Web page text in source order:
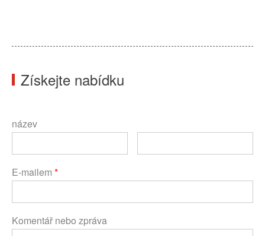
Získejte nabídku
název
E-mailem *
Komentář nebo zpráva